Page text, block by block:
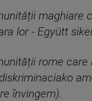
maghiare
lor - Együtt
rome care
învingem).